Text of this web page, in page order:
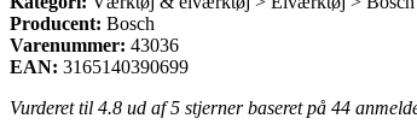
Producent: Bosch
Varenummer: 43036
EAN: 3165140390699
Vurderet til 4.8 ud af 5 stjerner baseret på 44